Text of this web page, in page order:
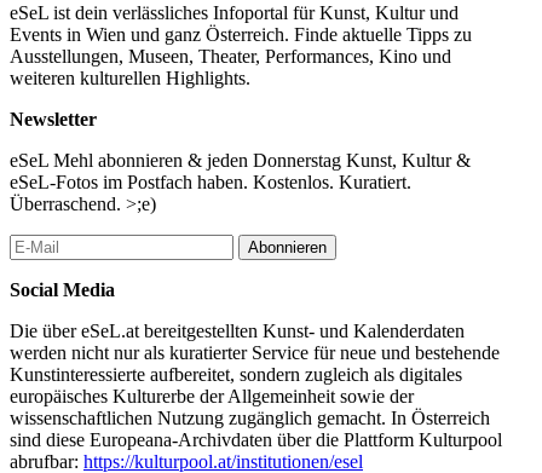
eSeL ist dein verlässliches Infoportal für Kunst, Kultur und
Events in Wien und ganz Österreich. Finde aktuelle Tipps zu
Ausstellungen, Museen, Theater, Performances, Kino und
weiteren kulturellen Highlights.
Newsletter
eSeL Mehl abonnieren & jeden Donnerstag Kunst, Kultur &
eSeL-Fotos im Postfach haben. Kostenlos. Kuratiert.
Überraschend. >;e)
Abonnieren
Social Media
Die über eSeL.at bereitgestellten Kunst- und Kalenderdaten
werden nicht nur als kuratierter Service für neue und bestehende
Kunstinteressierte aufbereitet, sondern zugleich als digitales
europäisches Kulturerbe der Allgemeinheit sowie der
wissenschaftlichen Nutzung zugänglich gemacht. In Österreich
sind diese Europeana-Archivdaten über die Plattform Kulturpool
abrufbar: https://kulturpool.at/institutionen/esel